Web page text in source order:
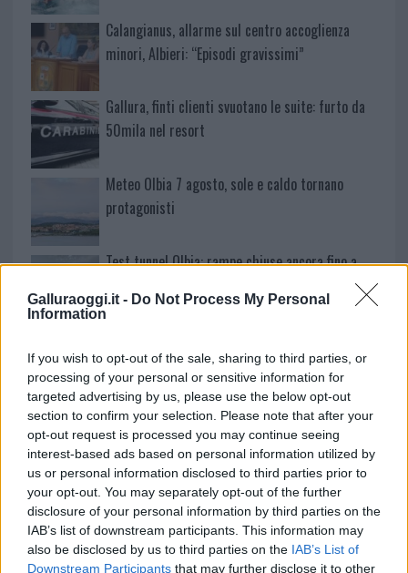
Galluraoggi.it - Do Not Process My Personal
Information
If you wish to opt-out of the sale, sharing to third parties, or
processing of your personal or sensitive information for
targeted advertising by us, please use the below opt-out
section to confirm your selection. Please note that after your
opt-out request is processed you may continue seeing
interest-based ads based on personal information utilized by
us or personal information disclosed to third parties prior to
your opt-out. You may separately opt-out of the further
disclosure of your personal information by third parties on the
IAB’s list of downstream participants. This information may
also be disclosed by us to third parties on the IAB’s List of
Downstream Participants that may further disclose it to other
Calangianus, allarme sul centro accoglienza
minori, Albieri: “Episodi gravissimi”
Gallura, finti clienti svuotano le suite: furto da
50mila nel resort
Meteo Olbia 7 agosto, sole e caldo tornano
protagonisti
Test tunnel Olbia: rampe chiuse ancora fino a
amate dell’estate 2026